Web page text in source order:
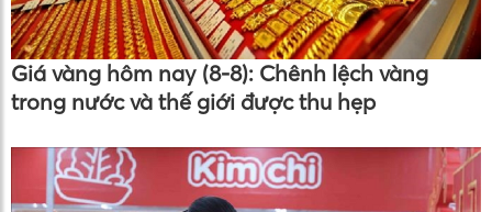
Giá vàng hôm nay (8-8): Chênh lệch vàng
trong nước và thế giới được thu hẹp